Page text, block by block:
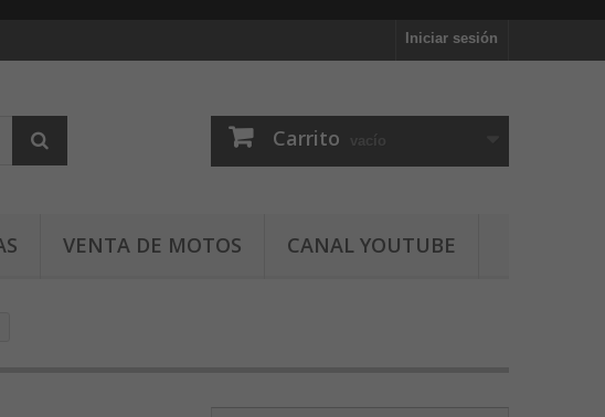
Iniciar sesión
Carrito vacío
VENTA DE MOTOS CANAL YOUTUBE